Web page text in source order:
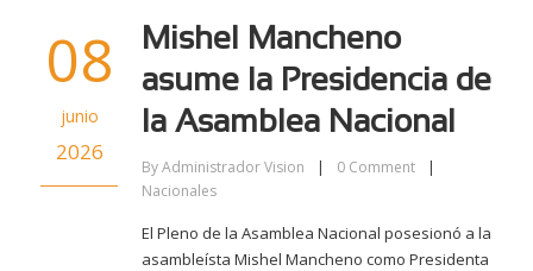
08
junio
2026
Mishel Mancheno
asume la Presidencia de
la Asamblea Nacional
ByAdministrador Vision | 0 Comment
|
Nacionales
El Pleno de la Asamblea Nacional posesionó a la
asambleísta Mishel Mancheno como Presidenta